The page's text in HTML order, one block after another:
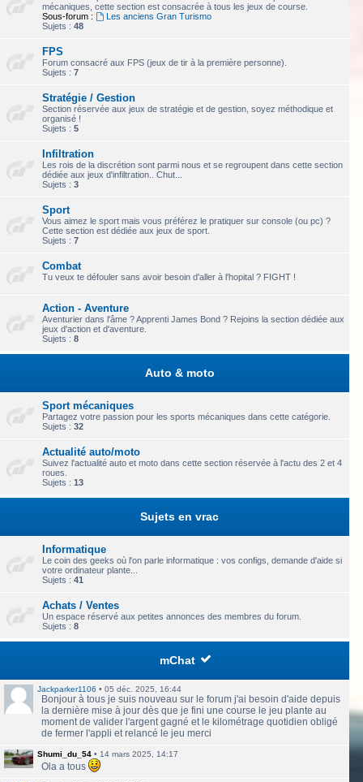
mécaniques, cette section est consacrée à tous les jeux de course.
Sous-forum :
Les anciens Gran Turismo
Sujets : 48
FPS
Forum consacré aux FPS (jeux de tir à la première personne).
Sujets : 7
Stratégie / Gestion
Section réservée aux jeux de stratégie et de gestion, soyez méthodique et
organisé !
Sujets : 5
Infiltration
Les rois de la discrétion sont parmi nous et se regroupent dans cette section
dédiée aux jeux d'infiltration.. Chut...
Sujets : 3
Sport
Vous aimez le sport mais vous préférez le pratiquer sur console (ou pc) ?
Cette section est dédiée aux jeux de sport.
Sujets : 7
Combat
Tu veux te défouler sans avoir besoin d'aller à l'hopital ? FIGHT !
Action - Aventure
Aventurier dans l'âme ? Apprenti James Bond ? Rejoins la section dédiée aux
jeux d'action et d'aventure.
Sujets : 8
Auto & moto
Sport mécaniques
Partagez votre passion pour les sports mécaniques dans cette catégorie.
Sujets : 32
Actualité auto/moto
Suivez l'actualité auto et moto dans cette section réservée à l'actu des 2 et 4
roues.
Sujets : 13
Sujets en vrac
Informatique
Le coin des geeks où l'on parle informatique : vos configs, demande d'aide si
votre ordinateur plante...
Sujets : 41
Achats / Ventes
Un espace réservé aux petites annonces des membres du forum.
Sujets : 8
mChat
Jackparker1106 • 05 déc. 2025, 16:44
Bonjour à tous je suis nouveau sur le forum j'ai besoin d'aide depuis
la dernière mise à jour dès que je fini une course le jeu plante au
moment de valider l'argent gagné et le kilométrage quotidien obligé
de fermer l'appli et relancé le jeu merci
Shumi_du_54 • 14 mars 2025, 14:17
Ola a tous